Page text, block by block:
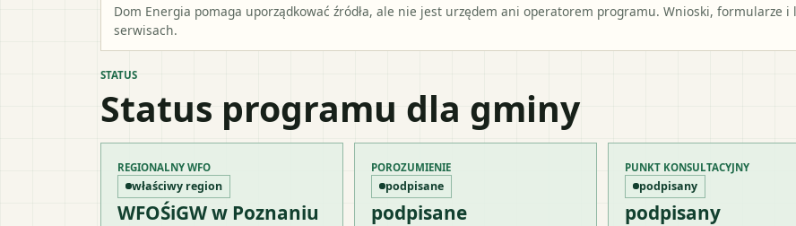
Dom Energia pomaga uporządkować źródła, ale nie jest urzędem ani operatorem programu. Wnioski, formularze
serwisach.
STATUS
Status programu dla gminy
REGIONALNY WFO
właściwy region
WFOŚiGW w Poznaniu
POROZUMIENIE
podpisane
podpisane
PUNKT KONSULTACYJNY
podpisany
podpisany